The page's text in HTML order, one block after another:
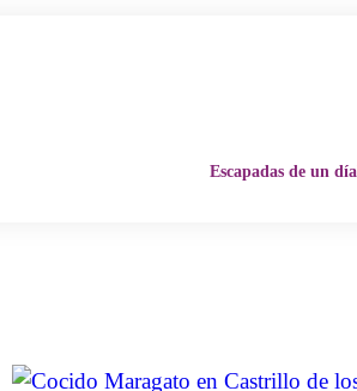
Escapadas de un día